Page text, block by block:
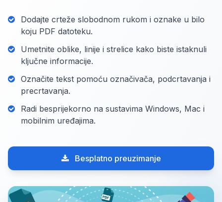
Dodajte crteže slobodnom rukom i oznake u bilo
koju PDF datoteku.
Umetnite oblike, linije i strelice kako biste istaknuli
ključne informacije.
Označite tekst pomoću označivača, podcrtavanja i
precrtavanja.
Radi besprijekorno na sustavima Windows, Mac i
mobilnim uređajima.
Besplatno preuzimanje